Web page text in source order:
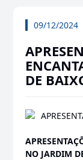
09/12/2024
DE
NO JARDIM